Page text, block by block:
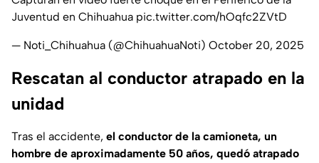
Juventud en Chihuahua pic.twitter.com/hOqfc2ZVtD
— Noti_Chihuahua (@ChihuahuaNoti) October 20, 2025
Rescatan al conductor atrapado en la
unidad
Tras el accidente, el conductor de la camioneta, un
hombre de aproximadamente 50 años, quedó atrapado